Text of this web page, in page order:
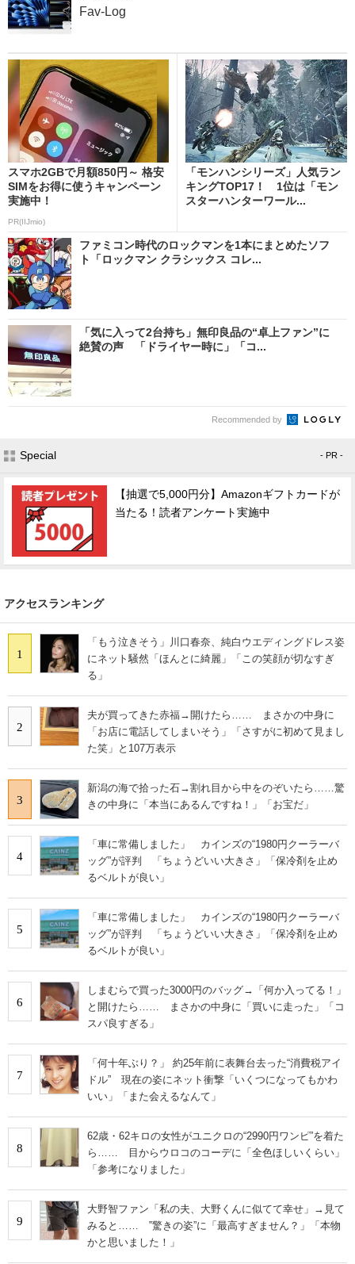
Fav-Log
スマホ2GBで月額850円～ 格安
SIMをお得に使うキャンペーン
実施中！
PR(IIJmio)
「モンハンシリーズ」人気ラン
キングTOP17！ 1位は「モン
スターハンターワール...
ファミコン時代のロックマンを1本にまとめたソフ
ト「ロックマン クラシックス コレ...
「気に入って2台持ち」無印良品の“卓上ファン”に
絶賛の声 「ドライヤー時に」「コ...
Recommended by
Special - PR -
【抽選で5,000円分】Amazonギフトカードが
当たる！読者アンケート実施中
アクセスランキング
1
「もう泣きそう」川口春奈、純白ウエディングドレス姿
にネット騒然「ほんとに綺麗」「この笑顔が切なすぎ
る」
2
夫が買ってきた赤福→開けたら…… まさかの中身に
「お店に電話してしまいそう」「さすがに初めて見まし
た笑」と107万表示
3
新潟の海で拾った石→割れ目から中をのぞいたら……驚
きの中身に「本当にあるんですね！」「お宝だ」
4
「車に常備しました」 カインズの“1980円クーラーバ
ッグ”が評判 「ちょうどいい大きさ」「保冷剤を止め
るベルトが良い」
5
「車に常備しました」 カインズの“1980円クーラーバ
ッグ”が評判 「ちょうどいい大きさ」「保冷剤を止め
るベルトが良い」
6
しまむらで買った3000円のバッグ→「何か入ってる！」
と開けたら…… まさかの中身に「買いに走った」「コ
スパ良すぎる」
7
「何十年ぶり？」 約25年前に表舞台去った“消費税アイ
ドル” 現在の姿にネット衝撃「いくつになってもかわ
いい」「また会えるなんて」
8
62歳・62キロの女性がユニクロの“2990円ワンピ”を着た
ら…… 目からウロコのコーデに「全色ほしいくらい」
「参考になりました」
9
大野智ファン「私の夫、大野くんに似てて幸せ」→見て
みると…… ‟驚きの姿”に「最高すぎません？」「本物
かと思いました！」